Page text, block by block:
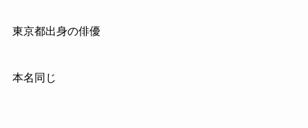
東京都出身の俳優
本名同じ